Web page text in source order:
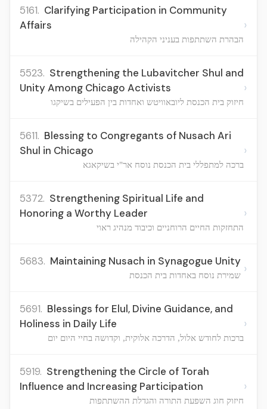
5161. Clarifying Participation in Community
Affairs
הבהרת השתתפות בעניני הקהילה
›
5523. Strengthening the Lubavitcher Shul and
Unity Among Chicago Activists
חיזוק בית הכנסת ליובאוויטש ואחדות בין הפעילים בשיקגו
›
5611. Blessing to Congregants of Nusach Ari
Shul in Chicago
ברכה למתפללי בית הכנסת נוסח אר"י בשיקאגא
›
5372. Strengthening Spiritual Life and
Honoring a Worthy Leader
התחזקות החיים הרוחניים וכיבוד מנהיג ראוי
›
5683. Maintaining Nusach in Synagogue Unity
שמירת נוסח באחדות בית הכנסת ›
5691. Blessings for Elul, Divine Guidance, and
Holiness in Daily Life
ברכות לחודש אלול, הדרכה אלוקית, וקדושה בחיי היום יום
›
5919. Strengthening the Circle of Torah
Influence and Increasing Participation
חיזוק חוג השפעת התורה והגדלת ההשתתפות
›